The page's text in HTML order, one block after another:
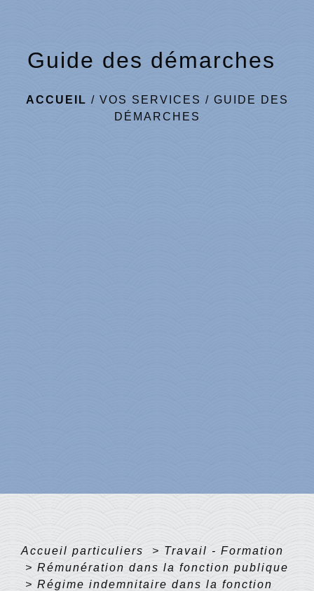
Guide des démarches
ACCUEIL / VOS SERVICES / GUIDE DES
DÉMARCHES
Accueil particuliers > Travail - Formation
> Rémunération dans la fonction publique
> Régime indemnitaire dans la fonction